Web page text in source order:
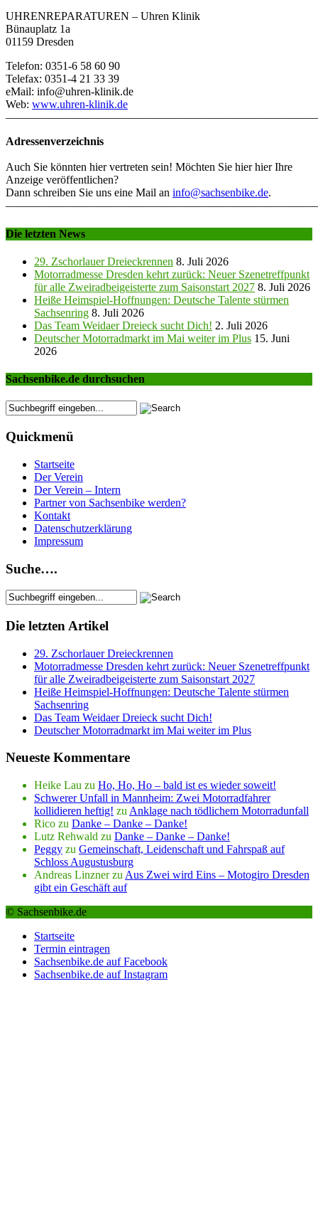
UHRENREPARATUREN – Uhren Klinik
Bünauplatz 1a
01159 Dresden
Telefon: 0351-6 58 60 90
Telefax: 0351-4 21 33 39
eMail: info@uhren-klinik.de
Web: www.uhren-klinik.de
Adressenverzeichnis
Auch Sie könnten hier vertreten sein! Möchten Sie hier hier Ihre
Anzeige veröffentlichen?
Dann schreiben Sie uns eine Mail an info@sachsenbike.de.
Die letzten News
29. Zschorlauer Dreieckrennen 8. Juli 2026
Motorradmesse Dresden kehrt zurück: Neuer Szenetreffpunkt
für alle Zweiradbeigeisterte zum Saisonstart 2027 8. Juli 2026
Heiße Heimspiel-Hoffnungen: Deutsche Talente stürmen
Sachsenring 8. Juli 2026
Das Team Weidaer Dreieck sucht Dich! 2. Juli 2026
Deutscher Motorradmarkt im Mai weiter im Plus 15. Juni
2026
Sachsenbike.de durchsuchen
Quickmenü
Startseite
Der Verein
Der Verein – Intern
Partner von Sachsenbike werden?
Kontakt
Datenschutzerklärung
Impressum
Suche….
Die letzten Artikel
29. Zschorlauer Dreieckrennen
Motorradmesse Dresden kehrt zurück: Neuer Szenetreffpunkt
für alle Zweiradbeigeisterte zum Saisonstart 2027
Heiße Heimspiel-Hoffnungen: Deutsche Talente stürmen
Sachsenring
Das Team Weidaer Dreieck sucht Dich!
Deutscher Motorradmarkt im Mai weiter im Plus
Neueste Kommentare
Heike Lau zu Ho, Ho, Ho – bald ist es wieder soweit!
Schwerer Unfall in Mannheim: Zwei Motorradfahrer
kollidieren heftig! zu Anklage nach tödlichem Motorradunfall
Rico zu Danke – Danke – Danke!
Lutz Rehwald zu Danke – Danke – Danke!
Peggy zu Gemeinschaft, Leidenschaft und Fahrspaß auf
Schloss Augustusburg
Andreas Linznerzu Aus Zwei wird Eins – Motogiro Dresden
gibt ein Geschäft auf
© Sachsenbike.de
Startseite
Termin eintragen
Sachsenbike.de auf Facebook
Sachsenbike.de auf Instagram